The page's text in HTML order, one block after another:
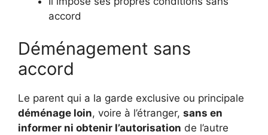
accord
Déménagement sans
accord
Le parent qui a la garde exclusive ou principale
déménage loin, voire à l’étranger, sans en
informer ni obtenir l’autorisation de l’autre